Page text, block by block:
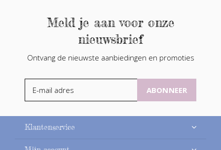
Meld je aan voor onze
nieuwsbrief
Ontvang de nieuwste aanbiedingen en promoties
ABONNEER
Klantenservice